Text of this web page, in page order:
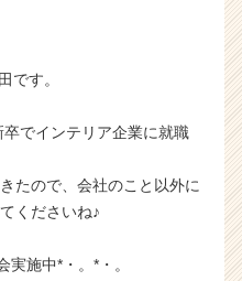
です。
でインテリア企業に就職
たので、会社のこと以外に
くださいね♪
施中*・。*・。